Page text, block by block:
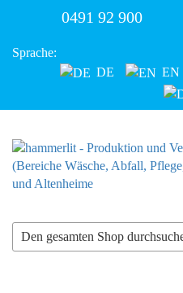
0491 92 900
Sprache:
DE
EN